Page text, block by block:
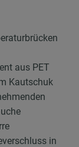
aus PET
Kautschuk
in